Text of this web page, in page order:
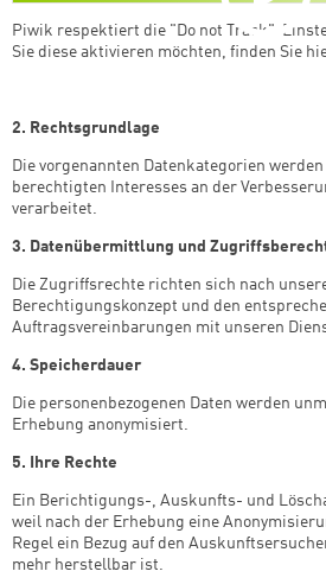
Piwik respektiert die "Do not Track"-
Sie diese aktivieren möchten, finden Sie
2. Rechtsgrundlage
Die vorgenannten Datenkategorien
berechtigten Interesses an der
verarbeitet.
3. Datenübermittlung und
Die Zugriffsrechte richten sich nach
Berechtigungskonzept und den
Auftragsvereinbarungen mit unseren
4. Speicherdauer
Die personenbezogenen Daten werden
Erhebung anonymisiert.
5. Ihre Rechte
Ein Berichtigungs-, Auskunfts- und
weil nach der Erhebung eine
Regel ein Bezug auf den
mehr herstellbar ist.